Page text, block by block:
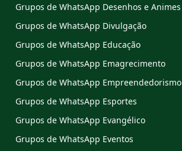
Grupos de WhatsApp Desenhos e Animes
Grupos de WhatsApp Divulgação
Grupos de WhatsApp Educação
Grupos de WhatsApp Emagrecimento
Grupos de WhatsApp Empreendedorismo
Grupos de WhatsApp Esportes
Grupos de WhatsApp Evangélico
Grupos de WhatsApp Eventos